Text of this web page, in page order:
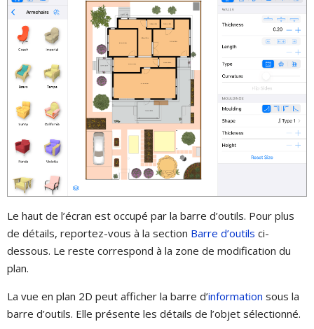
Le haut de l’écran est occupé par la barre d’outils. Pour plus
de détails, reportez-vous à la section Barre d’outils ci-
dessous. Le reste correspond à la zone de modification du
plan.
La vue en plan 2D peut afficher la barre d’information sous la
barre d’outils. Elle présente les détails de l’objet sélectionné.